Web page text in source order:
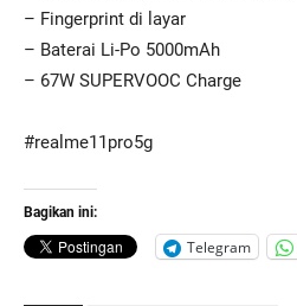
– Fingerprint di layar
– Baterai Li-Po 5000mAh
– 67W SUPERVOOC Charge
#realme11pro5g
Bagikan ini:
Telegram